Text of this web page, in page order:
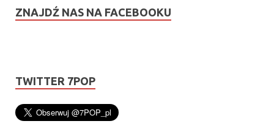
ZNAJDŹ NAS NA FACEBOOKU
TWITTER 7POP